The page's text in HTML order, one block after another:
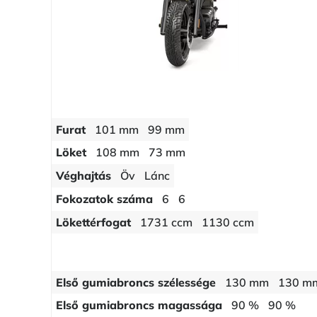
Furat 101 mm
99 mm
Löket
108 mm
73 mm
Véghajtás
Öv
Lánc
Fokozatok száma
6
6
Lökettérfogat
1731 ccm 1130 ccm
Első gumiabroncs szélessége 130 mm
130
Első gumiabroncs magassága
90 % 90 %